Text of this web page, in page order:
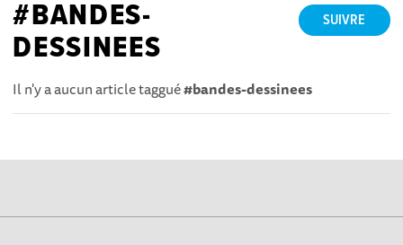
SUIVRE
#BANDES-
DESSINEES
Il n'y a aucun article taggué#bandes-dessinees